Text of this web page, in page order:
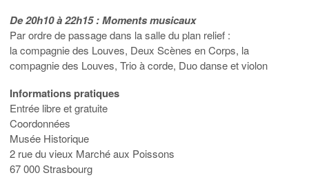
De 20h10 à 22h15 : Moments musicaux
Par ordre de passage dans la salle du plan relief :
la compagnie des Louves, Deux Scènes en Corps, la
compagnie des Louves, Trio à corde, Duo danse et violon
Informations pratiques
Entrée libre et gratuite
Coordonnées
Musée Historique
2 rue du vieux Marché aux Poissons
67 000 Strasbourg